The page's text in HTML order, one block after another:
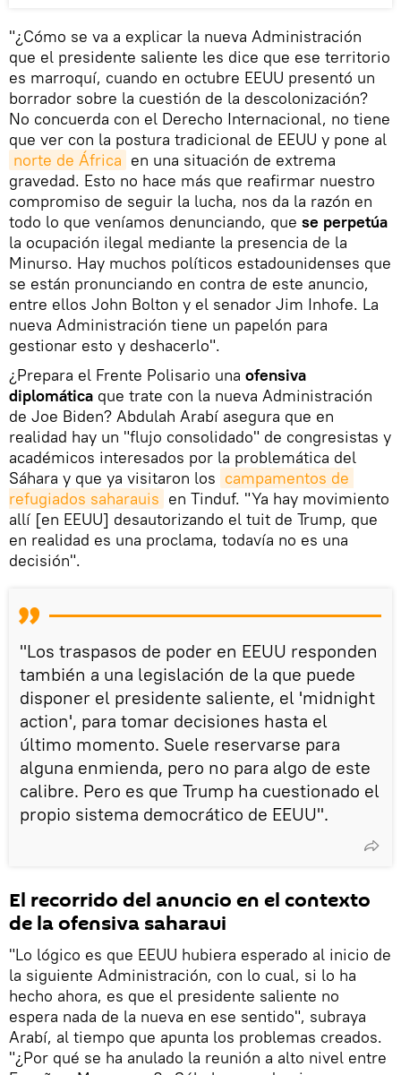
"¿Cómo se va a explicar la nueva Administración
que el presidente saliente les dice que ese territorio
es marroquí, cuando en octubre EEUU presentó un
borrador sobre la cuestión de la descolonización?
No concuerda con el Derecho Internacional, no tiene
que ver con la postura tradicional de EEUU y pone al
norte de África en una situación de extrema
gravedad. Esto no hace más que reafirmar nuestro
compromiso de seguir la lucha, nos da la razón en
todo lo que veníamos denunciando, que se perpetúa
la ocupación ilegal mediante la presencia de la
Minurso. Hay muchos políticos estadounidenses que
se están pronunciando en contra de este anuncio,
entre ellos John Bolton y el senador Jim Inhofe. La
nueva Administración tiene un papelón para
gestionar esto y deshacerlo".
¿Prepara el Frente Polisario una ofensiva
diplomática que trate con la nueva Administración
de Joe Biden? Abdulah Arabí asegura que en
realidad hay un "flujo consolidado" de congresistas y
académicos interesados por la problemática del
Sáhara y que ya visitaron los campamentos de
refugiados saharauis en Tinduf. "Ya hay movimiento
allí [en EEUU] desautorizando el tuit de Trump, que
en realidad es una proclama, todavía no es una
decisión".
"Los traspasos de poder en EEUU responden
también a una legislación de la que puede
disponer el presidente saliente, el 'midnight
action', para tomar decisiones hasta el
último momento. Suele reservarse para
alguna enmienda, pero no para algo de este
calibre. Pero es que Trump ha cuestionado el
propio sistema democrático de EEUU".
El recorrido del anuncio en el contexto
de la ofensiva saharaui
"Lo lógico es que EEUU hubiera esperado al inicio de
la siguiente Administración, con lo cual, si lo ha
hecho ahora, es que el presidente saliente no
espera nada de la nueva en ese sentido", subraya
Arabí, al tiempo que apunta los problemas creados.
"¿Por qué se ha anulado la reunión a alto nivel entre